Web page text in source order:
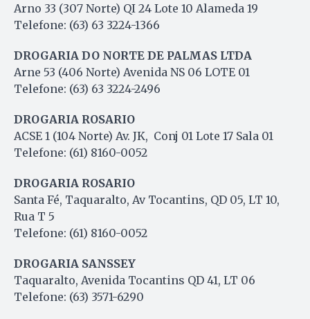
Arno 33 (307 Norte) QI 24 Lote 10 Alameda 19
Telefone: (63) 63 3224-1366
DROGARIA DO NORTE DE PALMAS LTDA
Arne 53 (406 Norte) Avenida NS 06 LOTE 01
Telefone: (63) 63 3224-2496
DROGARIA ROSARIO
ACSE 1 (104 Norte) Av. JK, Conj 01 Lote 17 Sala 01
Telefone: (61) 8160-0052
DROGARIA ROSARIO
Santa Fé, Taquaralto, Av Tocantins, QD 05, LT 10,
Rua T 5
Telefone: (61) 8160-0052
DROGARIA SANSSEY
Taquaralto, Avenida Tocantins QD 41, LT 06
Telefone: (63) 3571-6290